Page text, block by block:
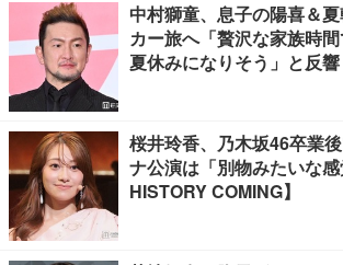
中村獅童、息子の陽喜＆
カー旅へ「贅沢な家族時
夏休みになりそう」と反響
桜井玲香、乃木坂46卒業
ナ公演は「別物みたいな
HISTORY COMING】